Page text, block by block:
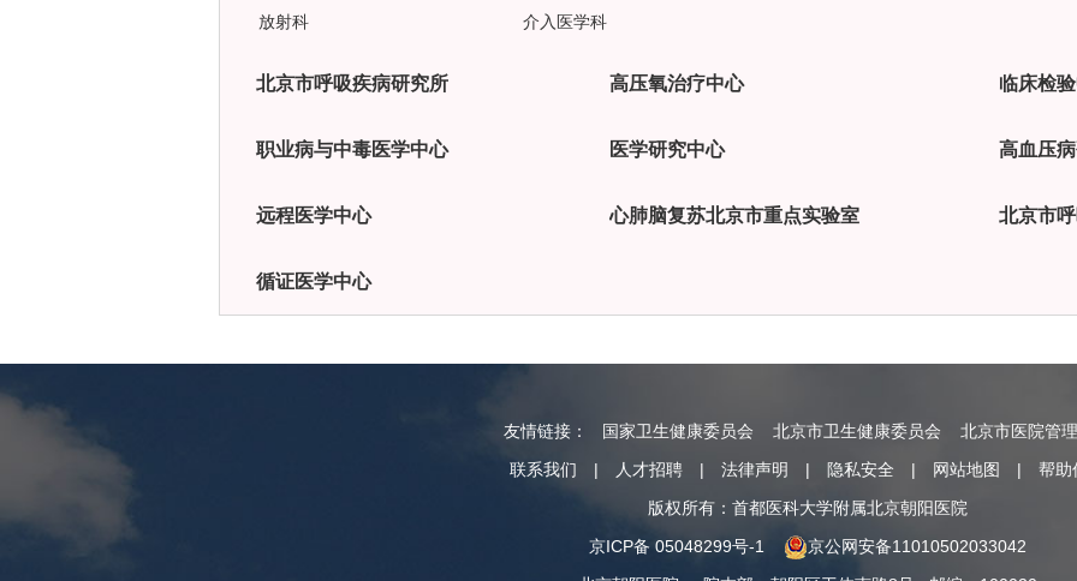
放射科 介入医学科
北京市呼吸疾病研究所 高压氧治疗中心 临床检
职业病与中毒医学中心 医学研究中心 高血压
远程医学中心 心肺脑复苏北京市重点实验室 北京市
循证医学中心
友情链接： 国家卫生健康委员会 北京市卫生健康委员会
北京市医院管
联系我们
| 人才招聘 | 法律声明 | 隐私安全 | 网站地图 |
帮助
版权所有：首都医科大学附属北京朝阳医院
京ICP备 05048299号-1
京公网安备11010502033042